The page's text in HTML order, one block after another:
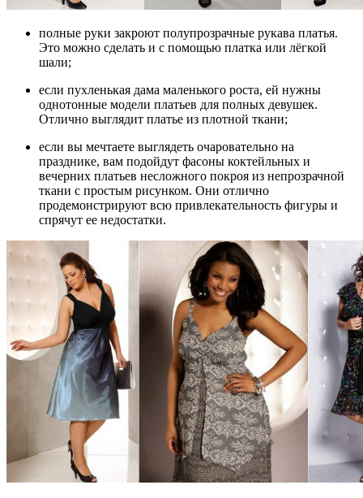
полные руки закроют полупрозрачные рукава платья.
Это можно сделать и с помощью платка или лёгкой
шали;
если пухленькая дама маленького роста, ей нужны
однотонные модели платьев для полных девушек.
Отлично выглядит платье из плотной ткани;
если вы мечтаете выглядеть очаровательно на
празднике, вам подойдут фасоны коктейльных и
вечерних платьев несложного покроя из непрозрачной
ткани с простым рисунком. Они отлично
продемонстрируют всю привлекательность фигуры и
спрячут ее недостатки.